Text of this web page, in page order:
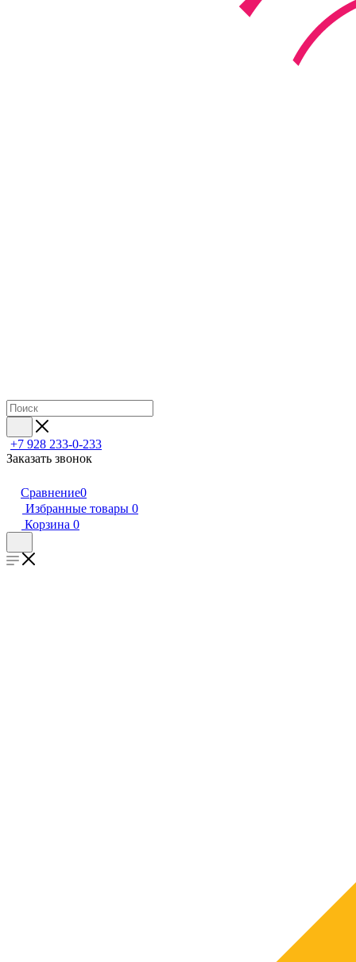
+7 928 233-0-233
Заказать звонок
Сравнение0
Избранные товары 0
Корзина 0